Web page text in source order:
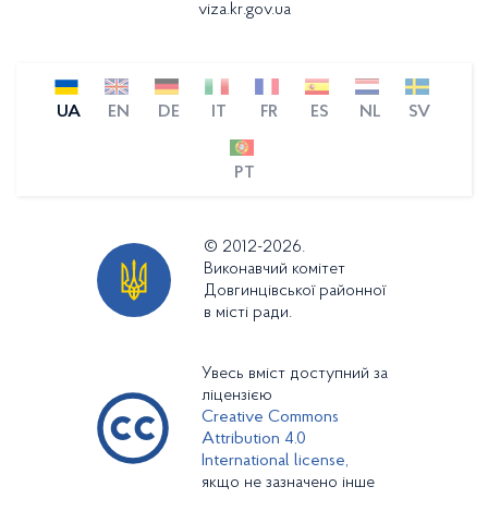
viza.kr.gov.ua
UA EN DE IT FR ES NL SV
PT
© 2012-2026.
Виконавчий комітет
Довгинцівської районної
в місті ради.
Увесь вміст доступний за
ліцензією
Creative Commons
Attribution 4.0
International license,
якщо не зазначено інше